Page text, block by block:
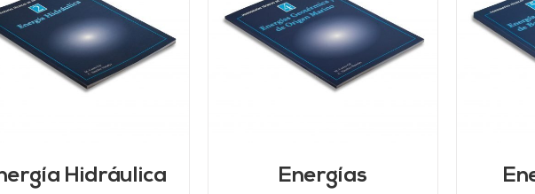
Hidráulica
AÑADIR AL CARRITO
DETALLES
Energías
AÑADIR AL CARRITO
DETALLES